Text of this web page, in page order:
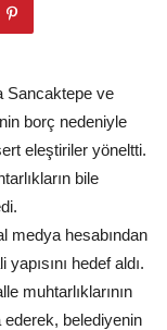
Sancaktepe ve
borç nedeniyle
eleştiriler yöneltti.
bile
medya hesabından
hedef aldı.
muhtarlıklarının
belediyenin